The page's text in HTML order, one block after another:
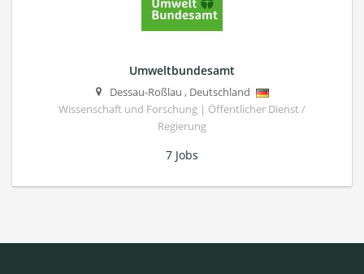
Umweltbundesamt
Dessau-Roßlau , Deutschland
Wissenschaft und Forschung | Öffentlicher Dienst /
Regierung
7 Jobs